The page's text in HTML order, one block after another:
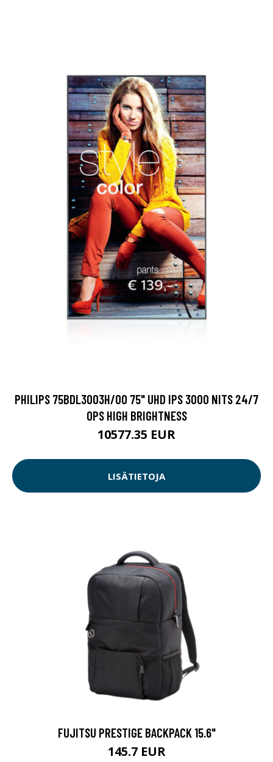
PHILIPS 75BDL3003H/00 75" UHD IPS 3000 NITS 24/7
OPS HIGH BRIGHTNESS
10577.35 EUR
LISÄTIETOJA
FUJITSU PRESTIGE BACKPACK 15.6"
145.7 EUR